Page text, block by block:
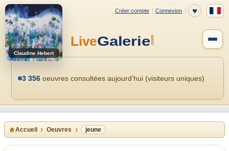
Claudine Hebert
3 356 oeuvres consultées aujourd’hui (visiteurs uniques)
Accueil Oeuvres jeune